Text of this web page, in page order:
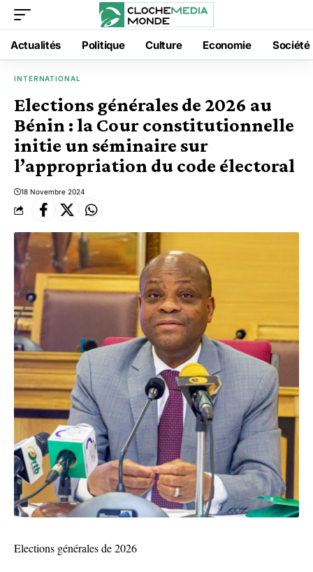
Actualités Politique Culture Economie Société
INTERNATIONAL
Elections générales de 2026 au
Bénin : la Cour constitutionnelle
initie un séminaire sur
l’appropriation du code électoral
18 Novembre 2024
Elections générales de 2026